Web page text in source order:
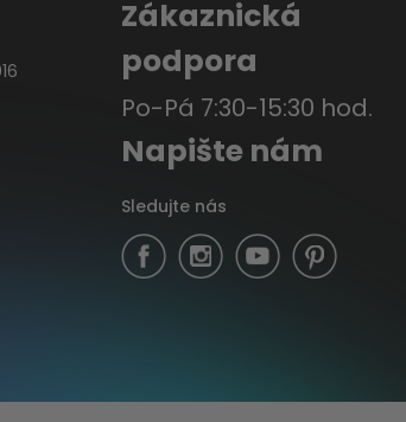
Zákaznická
podpora
Po-Pá 7:30-15:30 hod.
Napište nám
Sledujte nás